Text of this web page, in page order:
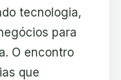
tecnologia,
para
O encontro
que